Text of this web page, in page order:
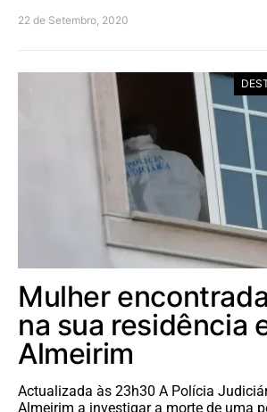
22 de Setembro, 2020
Mulher
na sua residência
Almeirim
Actualizada às 23h30 A Polícia
Almeirim a investigar a morte de uma